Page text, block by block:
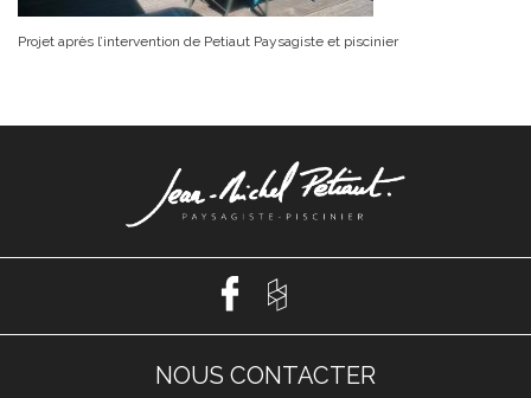
Projet après l’intervention de Petiaut Paysagiste et piscinier
NOUS CONTACTER